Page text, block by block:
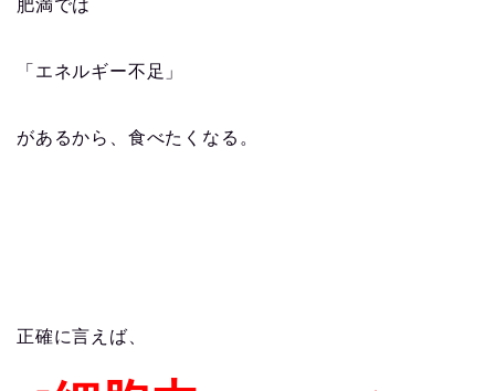
肥満では
「エネルギー不足」
があるから、食べたくなる。
正確に言えば、